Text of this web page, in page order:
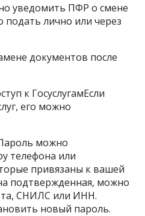
уведомить ПФР о смене
лично или через
документов после
к ГосуслугамЕсли
его можно
можно
телефона или
привязаны к вашей
подтвержденная, можно
СНИЛС или ИНН.
новый пароль.